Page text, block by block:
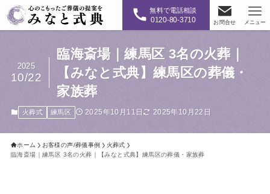
無料で電話相談
0120-80-3710 お問合せ メニュー
臨海斎場｜練馬区 3名の火葬｜
【みなと式典】練馬区の葬儀・
家族葬
2025
10/22
火葬式 練馬区 2025年10月11日 2025年10月22日
ホーム お客様の声/葬儀事例
火葬式
臨海斎場｜練馬区 3名の火葬｜【みなと式典】練馬区の葬儀・家族葬